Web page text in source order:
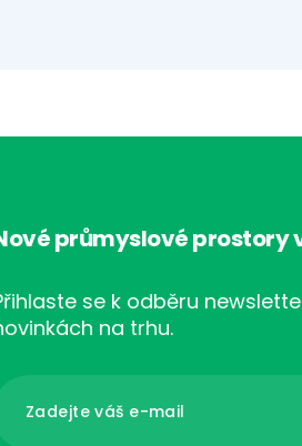
průmyslové prostory
se k odběru
na trhu.